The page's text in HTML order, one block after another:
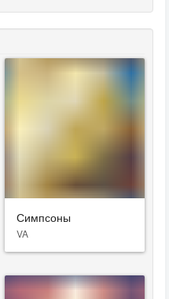
Симпсоны
VA